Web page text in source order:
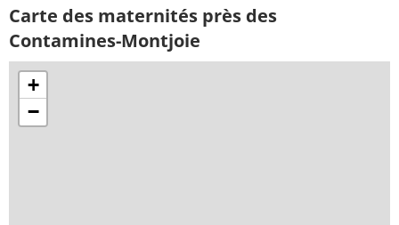
Carte des maternités près des
Contamines-Montjoie
+
−